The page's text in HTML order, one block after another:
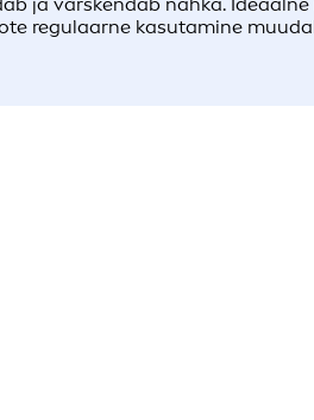
ja värskendab nahka.
regulaarne kasutamine